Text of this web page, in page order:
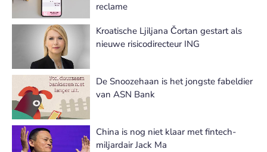
reclame
Kroatische Ljiljana Čortan gestart als
nieuwe risicodirecteur ING
De Snoozehaan is het jongste fabeldier
van ASN Bank
China is nog niet klaar met fintech-
miljardair Jack Ma